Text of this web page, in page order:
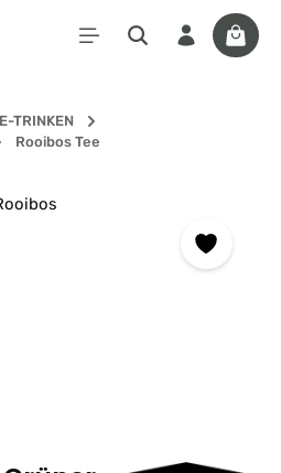
TRINKEN
Rooibos Tee